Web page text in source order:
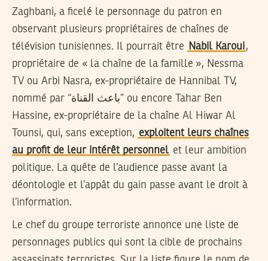
Zaghbani, a ficelé le personnage du patron en
observant plusieurs propriétaires de chaînes de
télévision tunisiennes. Il pourrait être
Nabil Karoui,
propriétaire de « la chaîne de la famille », Nessma
TV ou Arbi Nasra, ex-propriétaire de Hannibal TV,
nommé par “باعث القناة” ou encore Tahar Ben
Hassine, ex-propriétaire de la chaîne Al Hiwar Al
Tounsi, qui, sans exception, exploitent leurs chaînes
au profit de leur intérêt personnel et leur ambition
politique. La quête de l’audience passe avant la
déontologie et l’appât du gain passe avant le droit à
l’information.
Le chef du groupe terroriste annonce une liste de
personnages publics qui sont la cible de prochains